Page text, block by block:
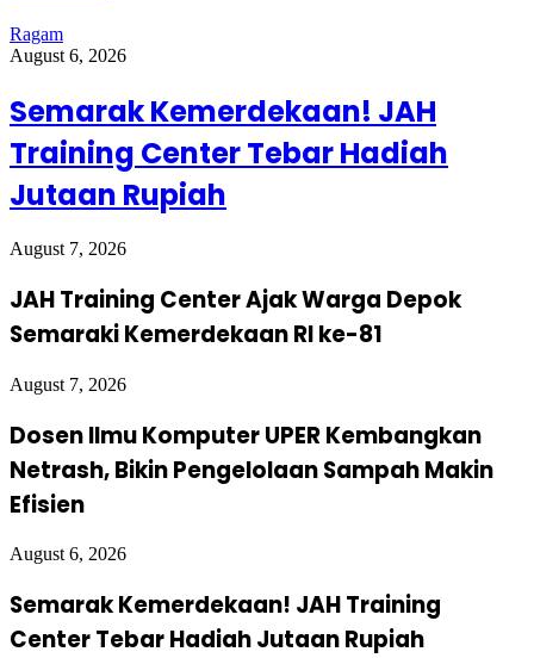
Ragam
August 6, 2026
Semarak Kemerdekaan! JAH
Training Center Tebar Hadiah
Jutaan Rupiah
August 7, 2026
JAH Training Center Ajak Warga Depok
Semaraki Kemerdekaan RI ke-81
August 7, 2026
Dosen Ilmu Komputer UPER Kembangkan
Netrash, Bikin Pengelolaan Sampah Makin
Efisien
August 6, 2026
Semarak Kemerdekaan! JAH Training
Center Tebar Hadiah Jutaan Rupiah